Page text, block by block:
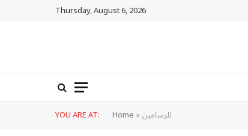
Thursday, August 6, 2026
YOU ARE AT: Home»للرسامين